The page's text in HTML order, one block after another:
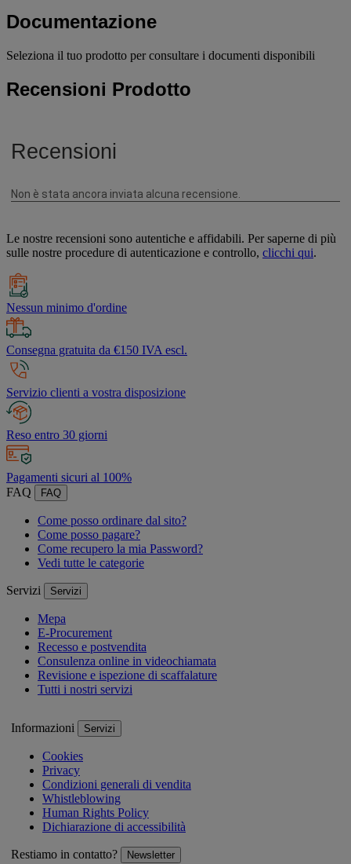
Documentazione
Seleziona il tuo prodotto per consultare i documenti disponibili
Recensioni Prodotto
Le nostre recensioni sono autentiche e affidabili. Per saperne di più
sulle nostre procedure di autenticazione e controllo, clicchi qui.
Nessun minimo d'ordine
Consegna gratuita da €150 IVA escl.
Servizio clienti a vostra disposizione
Reso entro 30 giorni
Pagamenti sicuri al 100%
FAQ
FAQ
Come posso ordinare dal sito?
Come posso pagare?
Come recupero la mia Password?
Vedi tutte le categorie
Servizi Servizi
Mepa
E-Procurement
Recesso e postvendita
Consulenza online in videochiamata
Revisione e ispezione di scaffalature
Tutti i nostri servizi
Informazioni Servizi
Cookies
Privacy
Condizioni generali di vendita
Whistleblowing
Human Rights Policy
Dichiarazione di accessibilità
Restiamo in contatto? Newsletter